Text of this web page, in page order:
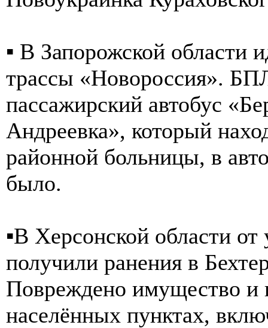
▪️ В Запорожской области
трассы «Новороссия».
пассажирский автобус
Андреевка», который
районной больницы, в
было.
▪️В Херсонской области
получили ранения в
Повреждено имущество и
населённых пунктах,